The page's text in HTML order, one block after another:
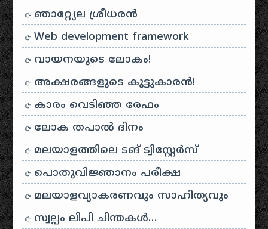
ഞാറ്റ്യേല ശ്രീധരൻ
Web development framework
വായനയുടെ ലോകം!
അക്ഷരങ്ങളുടെ കൂട്ടുകാരൻ!
കാരം വെടിഞ്ഞ രേഫം
ലോക തപാൽ ദിനം
മലയാളത്തിലെ ടങ് ട്വിസ്റ്റേർസ്
പൊതുവിജ്ഞാനം പരീക്ഷ
മലയാളവ്യാകരണവും സാഹിത്യവും
സ്വല്പം ലിപി ചിന്തകൾ…